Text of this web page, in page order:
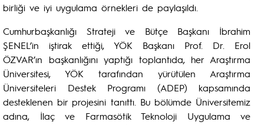
birliği ve iyi uygulama örnekleri de paylaşıldı.
Cumhurbaşkanlığı Strateji ve Bütçe Başkanı İbrahim
ŞENEL’in iştirak ettiği, YÖK Başkanı Prof. Dr. Erol
ÖZVAR’ın başkanlığını yaptığı toplantıda, her Araştırma
Üniversitesi, YÖK tarafından yürütülen Araştırma
Üniversiteleri Destek Programı (ADEP) kapsamında
desteklenen bir projesini tanıttı. Bu bölümde Üniversitemiz
adına, İlaç ve Farmasötik Teknoloji Uygulama ve